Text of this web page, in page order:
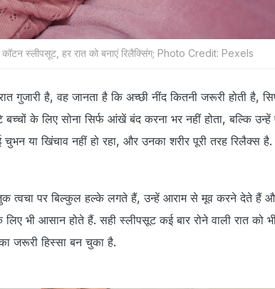
स्लीपसूट, हर रात को बनाएं रिलैक्सिंग; Photo Credit: Pexels
गुजारी है, वह जानता है कि अच्छी नींद कितनी जरूरी होती है,
बच्चों के लिए सोना सिर्फ आंखें बंद करना भर नहीं होता, बल्कि
चुभन या खिंचाव नहीं हो रहा, और उनका शरीर पूरी तरह रिलैक्स
त्वचा पर बिल्कुल हल्के लगते हैं, उन्हें आराम से मूव करने देते हैं
भी आसान होते हैं. सही स्लीपसूट कई बार रोने वाली रात को
जरूरी हिस्सा बन चुका है.